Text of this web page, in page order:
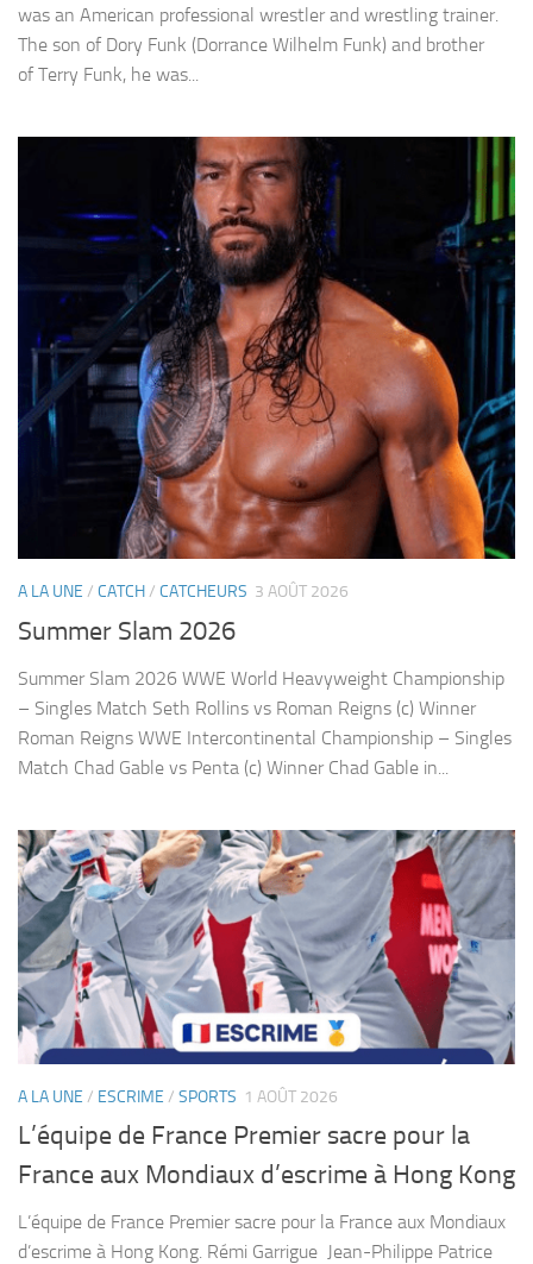
was an American professional wrestler and wrestling trainer.
The son of Dory Funk (Dorrance Wilhelm Funk) and brother
of Terry Funk, he was...
A LA UNE / CATCH/ CATCHEURS 3 AOÛT 2026
Summer Slam 2026
Summer Slam 2026 WWE World Heavyweight Championship
– Singles Match Seth Rollins vs Roman Reigns (c) Winner
Roman Reigns WWE Intercontinental Championship – Singles
Match Chad Gable vs Penta (c) Winner Chad Gable in...
A LA UNE / ESCRIME / SPORTS 1 AOÛT 2026
L’équipe de France Premier sacre pour la
France aux Mondiaux d’escrime à Hong Kong
L’équipe de France Premier sacre pour la France aux Mondiaux
d’escrime à Hong Kong. Rémi Garrigue Jean-Philippe Patrice